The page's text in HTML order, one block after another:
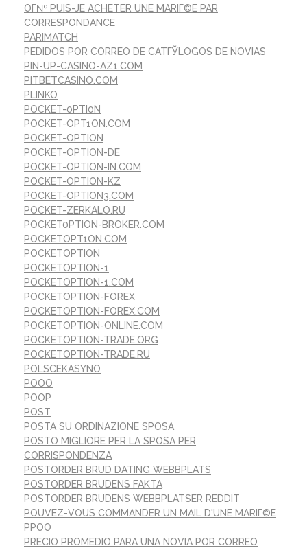
OГ№ PUIS-JE ACHETER UNE MARIГ©E PAR
CORRESPONDANCE
PARIMATCH
PEDIDOS POR CORREO DE CATГЎLOGOS DE NOVIAS
PIN-UP-CASINO-AZ1.COM
PITBETCASINO.COM
PLINKO
POCKET-0PTI0N
POCKET-OPT1ON.COM
POCKET-OPTION
POCKET-OPTION-DE
POCKET-OPTION-IN.COM
POCKET-OPTION-KZ
POCKET-OPTION3.COM
POCKET-ZERKALO.RU
POCKET0PTION-BROKER.COM
POCKETOPT1ON.COM
POCKETOPTION
POCKETOPTION-1
POCKETOPTION-1.COM
POCKETOPTION-FOREX
POCKETOPTION-FOREX.COM
POCKETOPTION-ONLINE.COM
POCKETOPTION-TRADE.ORG
POCKETOPTION-TRADE.RU
POLSCEKASYNO
POOO
POOP
POST
POSTA SU ORDINAZIONE SPOSA
POSTO MIGLIORE PER LA SPOSA PER
CORRISPONDENZA
POSTORDER BRUD DATING WEBBPLATS
POSTORDER BRUDENS FAKTA
POSTORDER BRUDENS WEBBPLATSER REDDIT
POUVEZ-VOUS COMMANDER UN MAIL D'UNE MARIГ©E
PPOO
PRECIO PROMEDIO PARA UNA NOVIA POR CORREO